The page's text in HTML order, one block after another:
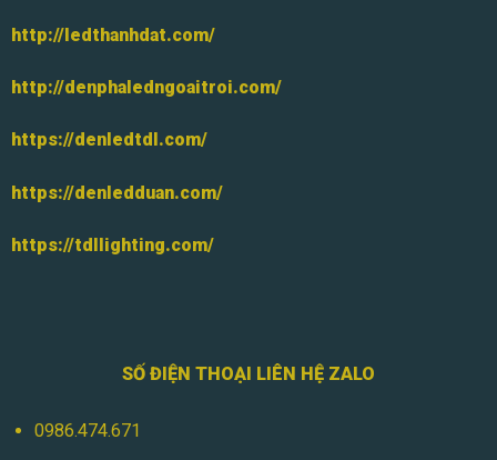
http://ledthanhdat.com/
http://denphaledngoaitroi.com/
https://denledtdl.com/
https://denledduan.com/
https://tdllighting.com/
SỐ ĐIỆN THOẠI LIÊN HỆ ZALO
0986.474.671